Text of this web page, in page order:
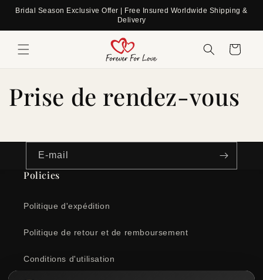
passer
Bridal Season Exclusive Offer | Free Insured Worldwide Shipping &
Delivery
Panier
Prise de rendez-vous
E-mail
Policies
Politique d'expédition
Politique de retour et de remboursement
Conditions d'utilisation